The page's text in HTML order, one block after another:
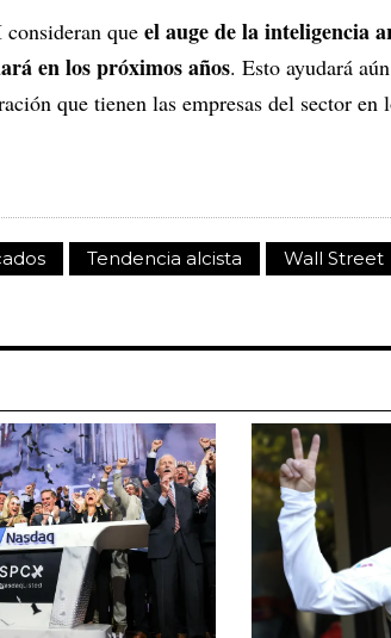
que el auge de la inteligencia
en los próximos años. Esto ayudará
que tienen las empresas del sector en
Tendencia alcista Wall Street